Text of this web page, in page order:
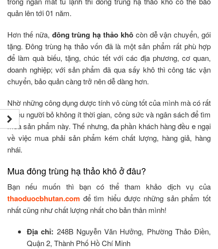
quản lên tới 01 năm.
Hơn thế nữa, đông trùng hạ thảo khôcòn dễ vận chuyển, gói
tặng. Đông trùng hạ thảo vốn đã là một sản phẩm rất phù hợp
để làm quà biếu, tặng, chúc tết với các địa phương, cơ quan,
doanh nghiệp; với sản phẩm đã qua sấy khô thì công tác vận
chuyển, bảo quản càng trở nên dễ dàng hơn.
Nhờ những công dụng dược tính vô cùng tốt của mình mà có rất
nhiều người bỏ không ít thời gian, công sức và ngân sách để tìm
mua sản phẩm này. Thế nhưng, đa phần khách hàng đều e ngại
về việc mua phải sản phẩm kém chất lượng, hàng giả, hàng
nhái.
Mua đông trùng hạ thảo khô ở đâu?
Bạn nếu muốn thì bạn có thể tham khảo dịch vụ của
thaoduocbhutan.com để tìm hiểu được những sản phẩm tốt
nhất cũng như chất lượng nhất cho bản thân mình!
Địa chỉ: 248B Nguyễn Văn Hưởng, Phường Thảo Điền,
Quận 2, Thành Phố Hồ Chí Minh